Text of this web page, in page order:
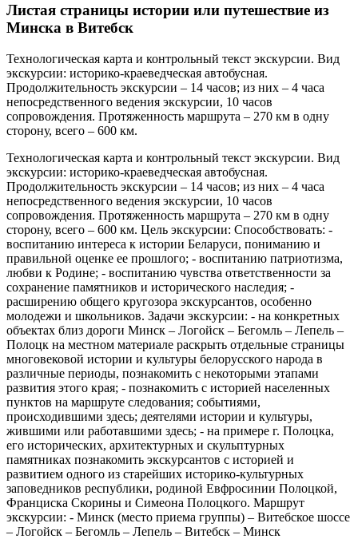
Листая страницы истории или путешествие из
Минска в Витебск
Технологическая карта и контрольный текст экскурсии. Вид
экскурсии: историко-краеведческая автобусная.
Продолжительность экскурсии – 14 часов; из них – 4 часа
непосредственного ведения экскурсии, 10 часов
сопровождения. Протяженность маршрута – 270 км в одну
сторону, всего – 600 км.
Технологическая карта и контрольный текст экскурсии. Вид
экскурсии: историко-краеведческая автобусная.
Продолжительность экскурсии – 14 часов; из них – 4 часа
непосредственного ведения экскурсии, 10 часов
сопровождения. Протяженность маршрута – 270 км в одну
сторону, всего – 600 км. Цель экскурсии: Способствовать: -
воспитанию интереса к истории Беларуси, пониманию и
правильной оценке ее прошлого; - воспитанию патриотизма,
любви к Родине; - воспитанию чувства ответственности за
сохранение памятников и исторического наследия; -
расширению общего кругозора экскурсантов, особенно
молодежи и школьников. Задачи экскурсии: - на конкретных
объектах близ дороги Минск – Логойск – Бегомль – Лепель –
Полоцк на местном материале раскрыть отдельные страницы
многовековой истории и культуры белорусского народа в
различные периоды, познакомить с некоторыми этапами
развития этого края; - познакомить с историей населенных
пунктов на маршруте следования; событиями,
происходившими здесь; деятелями истории и культуры,
жившими или работавшими здесь; - на примере г. Полоцка,
его исторических, архитектурных и скульптурных
памятниках познакомить экскурсантов с историей и
развитием одного из старейших историко-культурных
заповедников республики, родиной Евфросинии Полоцкой,
Франциска Скорины и Симеона Полоцкого. Маршрут
экскурсии: - Минск (место приема группы) – Витебское шоссе
– Логойск – Бегомль – Лепель – Витебск – Минск